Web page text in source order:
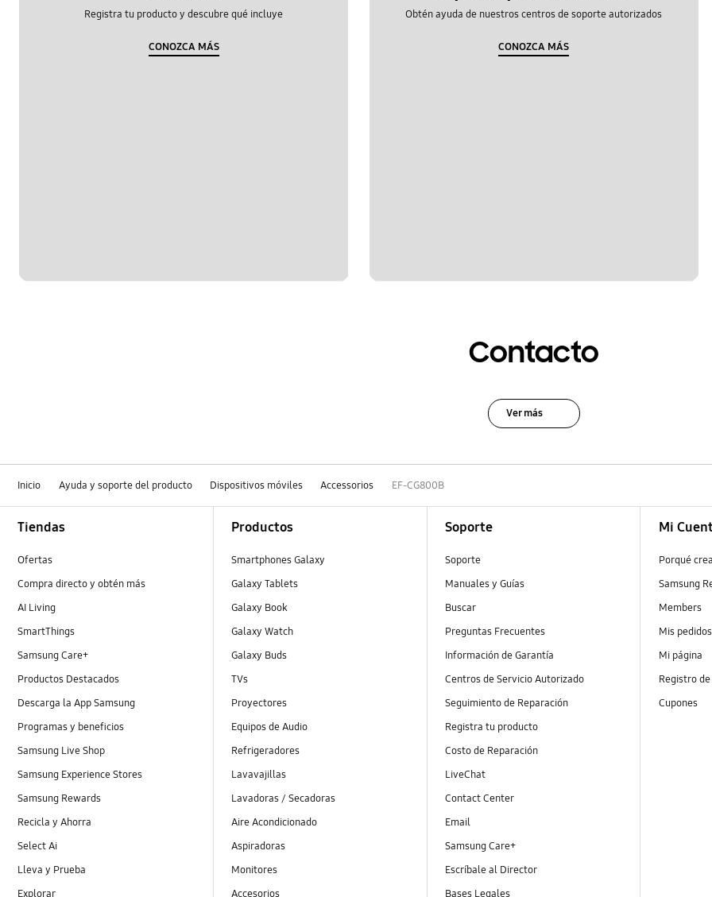
MultimediaRegistra tu producto y descubre qué incluye
CONOZCA MÁS
Obtén ayuda de nuestros centros de soporte autorizados
CONOZCA MÁS
Contacto
Ver más
Inicio Ayuda y soporte del producto Dispositivos móviles Accessorios EF-CG800B
Tiendas
Ofertas
Compra directo y obtén más
AI Living
SmartThings
Samsung Care+
Productos Destacados
Descarga la App Samsung
Programas y beneficios
Samsung Live Shop
Samsung Experience Stores
Samsung Rewards
Recicla y Ahorra
Select Ai
Lleva y Prueba
Explorar
Productos
Smartphones Galaxy
Galaxy Tablets
Galaxy Book
Galaxy Watch
Galaxy Buds
TVs
Proyectores
Equipos de Audio
Refrigeradores
Lavavajillas
Lavadoras / Secadoras
Aire Acondicionado
Aspiradoras
Monitores
Accesorios
Soporte
Soporte
Manuales y Guías
Buscar
Preguntas Frecuentes
Información de Garantía
Centros de Servicio Autorizado
Seguimiento de Reparación
Registra tu producto
Costo de Reparación
LiveChat
Contact Center
Email
Samsung Care+
Escríbale al Director
Bases Legales
Mi
Porqué
Samsung
Members
Mis pedidos
Mi página
Registro
Cupones